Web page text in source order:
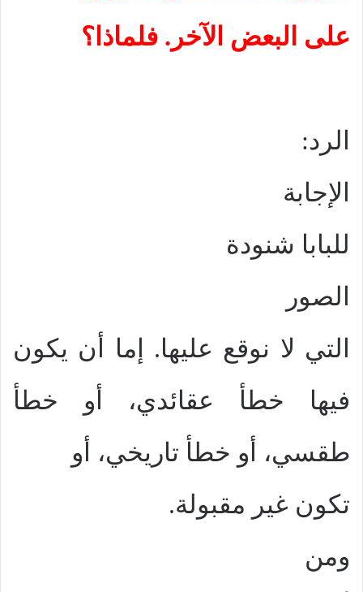
على البعض الآخر. فلماذا؟
الرد:
الإجابة
للبابا شنودة
الصور
التي لا نوقع عليها. إما أن يكون
فيها خطأ عقائدي، أو خطأ
طقسي، أو خطأ تاريخي، أو
تكون غير مقبولة.
ومن